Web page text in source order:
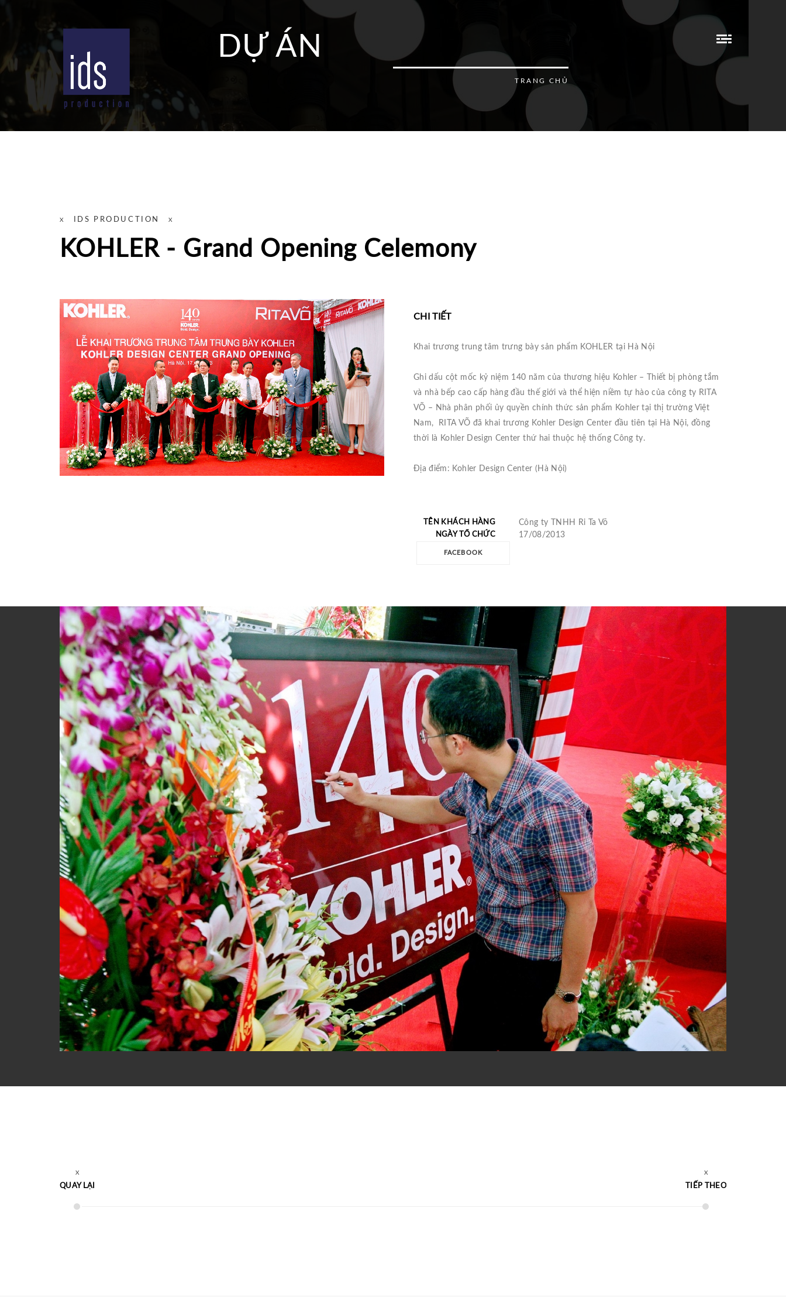
DỰ ÁN
TRANG CHỦ
IDS PRODUCTION
KOHLER - Grand Opening Celemony
CHI TIẾT
Khai trương trung tâm trưng bày sản phẩm KOHLER tại Hà Nội
Ghi dấu cột mốc kỷ niệm 140 năm của thương hiệu Kohler – Thiết bị phòng tắm
và nhà bếp cao cấp hàng đầu thế giới và thể hiện niềm tự hào của công ty RITA
VÕ – Nhà phân phối ủy quyền chính thức sản phẩm Kohler tại thị trường Việt
Nam, RITA VÕ đã khai trương Kohler Design Center đầu tiên tại Hà Nội, đồng
thời là Kohler Design Center thứ hai thuộc hệ thống Công ty.
Địa điểm: Kohler Design Center (Hà Nội)
TÊN KHÁCH HÀNG Công ty TNHH Ri Ta Võ
NGÀY TỔ CHỨC 17/08/2013
FACEBOOK
QUAY LẠI TIẾP THEO